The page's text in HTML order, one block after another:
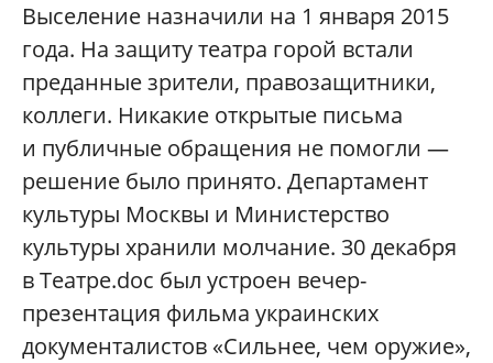
Выселение назначили на 1 января 2015
года. На защиту театра горой встали
преданные зрители, правозащитники,
коллеги. Никакие открытые письма
и публичные обращения не помогли —
решение было принято. Департамент
культуры Москвы и Министерство
культуры хранили молчание. 30 декабря
в Театре.doc был устроен вечер-
презентация фильма украинских
документалистов «Сильнее, чем оружие»,